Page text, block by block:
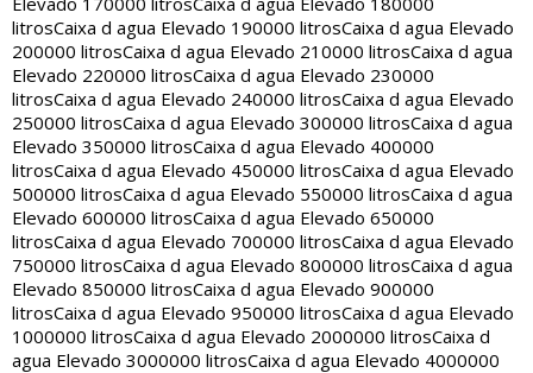
litrosCaixa d agua Elevado 190000 litrosCaixa d agua Elevado
200000 litrosCaixa d agua Elevado 210000 litrosCaixa d agua
Elevado 220000 litrosCaixa d agua Elevado 230000
litrosCaixa d agua Elevado 240000 litrosCaixa d agua Elevado
250000 litrosCaixa d agua Elevado 300000 litrosCaixa d agua
Elevado 350000 litrosCaixa d agua Elevado 400000
litrosCaixa d agua Elevado 450000 litrosCaixa d agua Elevado
500000 litrosCaixa d agua Elevado 550000 litrosCaixa d agua
Elevado 600000 litrosCaixa d agua Elevado 650000
litrosCaixa d agua Elevado 700000 litrosCaixa d agua Elevado
750000 litrosCaixa d agua Elevado 800000 litrosCaixa d agua
Elevado 850000 litrosCaixa d agua Elevado 900000
litrosCaixa d agua Elevado 950000 litrosCaixa d agua Elevado
1000000 litrosCaixa d agua Elevado 2000000 litrosCaixa d
agua Elevado 3000000 litrosCaixa d agua Elevado 4000000